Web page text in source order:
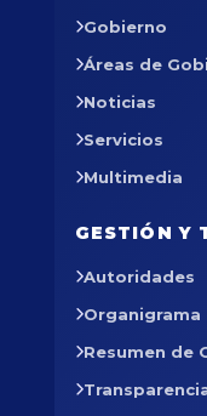
Gobierno
Áreas de
Noticias
Servicios
Multimedia
GESTIÓN Y
Autoridades
Organigrama
Resumen de